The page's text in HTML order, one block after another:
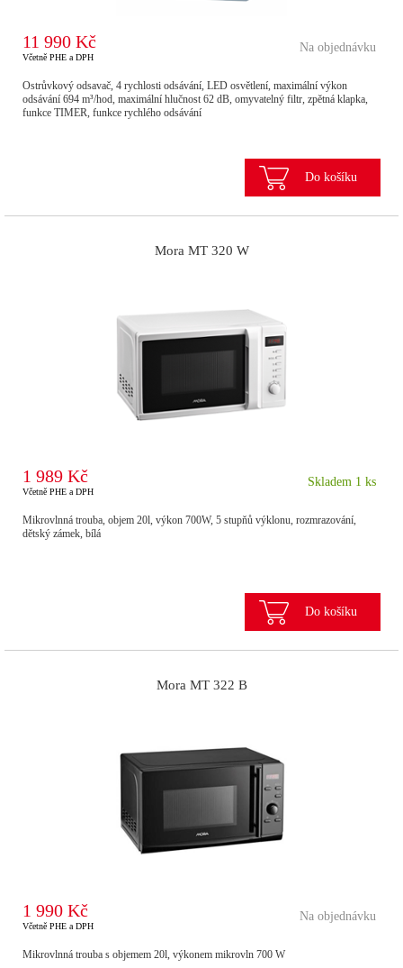
11 990 Kč
Včetně PHE a DPH
Na objednávku
Ostrůvkový odsavač, 4 rychlosti odsávání, LED osvětlení, maximální výkon
odsávání 694 m³/hod, maximální hlučnost 62 dB, omyvatelný filtr, zpětná klapka,
funkce TIMER, funkce rychlého odsávání
Do košíku
Mora MT 320 W
1 989 Kč
Včetně PHE a DPH
Skladem 1 ks
Mikrovlnná trouba, objem 20l, výkon 700W, 5 stupňů výklonu, rozmrazování,
dětský zámek, bílá
Do košíku
Mora MT 322 B
1 990 Kč
Včetně PHE a DPH
Na objednávku
Mikrovlnná trouba s objemem 20l, výkonem mikrovln 700 W